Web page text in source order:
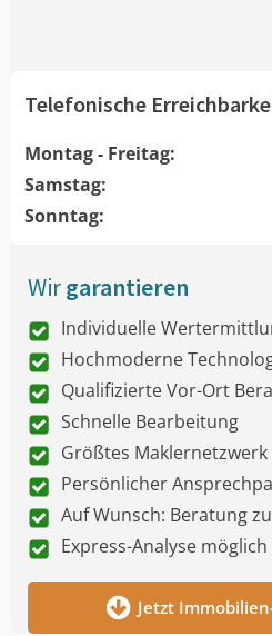
Telefonische
Montag - Freitag:
Samstag:
Sonntag:
Wirgarantieren
Individuelle
Hochmoderne
Qualifizierte Vor-Ort
Schnelle Bearbeitung
Größtes
Persönlicher
Auf Wunsch: Beratung
Express-Analyse möglich
Jetzt